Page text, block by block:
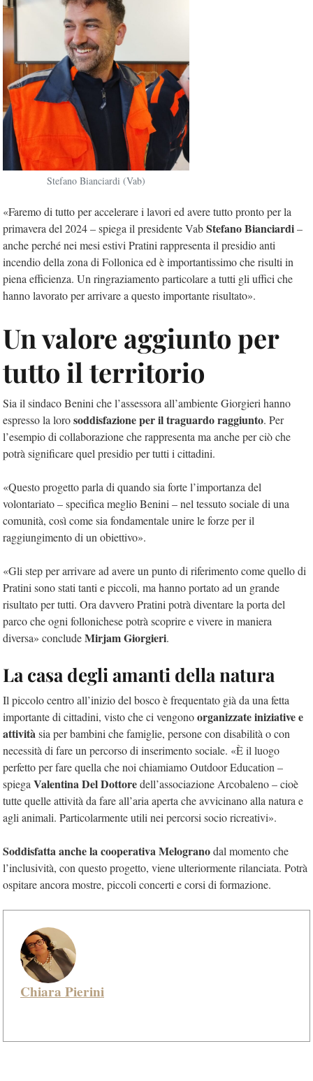
Stefano Bianciardi (Vab)
«Faremo di tutto per accelerare i lavori ed avere tutto pronto per la
primavera del 2024 – spiega il presidente VabStefano Bianciardi–
anche perché nei mesi estivi Pratini rappresenta il presidio anti
incendio della zona di Follonica ed è importantissimo che risulti in
piena efficienza. Un ringraziamento particolare a tutti gli uffici che
hanno lavorato per arrivare a questo importante risultato».
Un valore aggiunto per
tutto il territorio
Sia il sindaco Benini che l’assessora all’ambiente Giorgieri hanno
espresso la lorosoddisfazione per il traguardo raggiunto. Per
l’esempio di collaborazione che rappresenta ma anche per ciò che
potrà significare quel presidio per tutti i cittadini.
«Questo progetto parla di quando sia forte l’importanza del
volontariato – specifica meglio Benini – nel tessuto sociale di una
comunità, così come sia fondamentale unire le forze per il
raggiungimento di un obiettivo».
«Gli step per arrivare ad avere un punto di riferimento come quello di
Pratini sono stati tanti e piccoli, ma hanno portato ad un grande
risultato per tutti. Ora davvero Pratini potrà diventare la porta del
parco che ogni follonichese potrà scoprire e vivere in maniera
diversa» concludeMirjam Giorgieri.
La casa degli amanti della natura
Il piccolo centro all’inizio del bosco è frequentato già da una fetta
importante di cittadini, visto che ci vengonoorganizzate iniziative e
attività sia per bambini che famiglie, persone con disabilità o con
necessità di fare un percorso di inserimento sociale. «È il luogo
perfetto per fare quella che noi chiamiamo Outdoor Education –
spiega Valentina Del Dottoredell’associazione Arcobaleno – cioè
tutte quelle attività da fare all’aria aperta che avvicinano alla natura e
agli animali. Particolarmente utili nei percorsi socio ricreativi».
Soddisfatta anche la cooperativa Melogranodal momento che
l’inclusività, con questo progetto, viene ulteriormente rilanciata. Potrà
ospitare ancora mostre, piccoli concerti e corsi di formazione.
Chiara Pierini